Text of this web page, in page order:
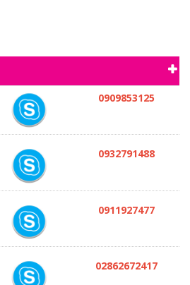
0909853125
0932791488
0911927477
02862672417